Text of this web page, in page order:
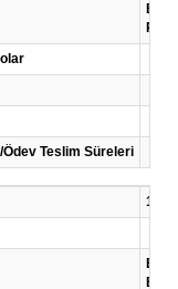
Ödev Teslim Süreleri
13
Bu
Bu